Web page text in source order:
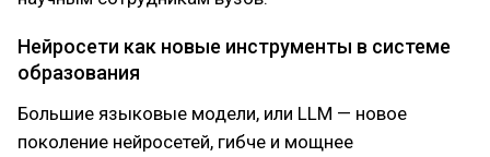
Нейросети как новые инструменты в системе
образования
Большие языковые модели, или LLM — новое
поколение нейросетей, гибче и мощнее